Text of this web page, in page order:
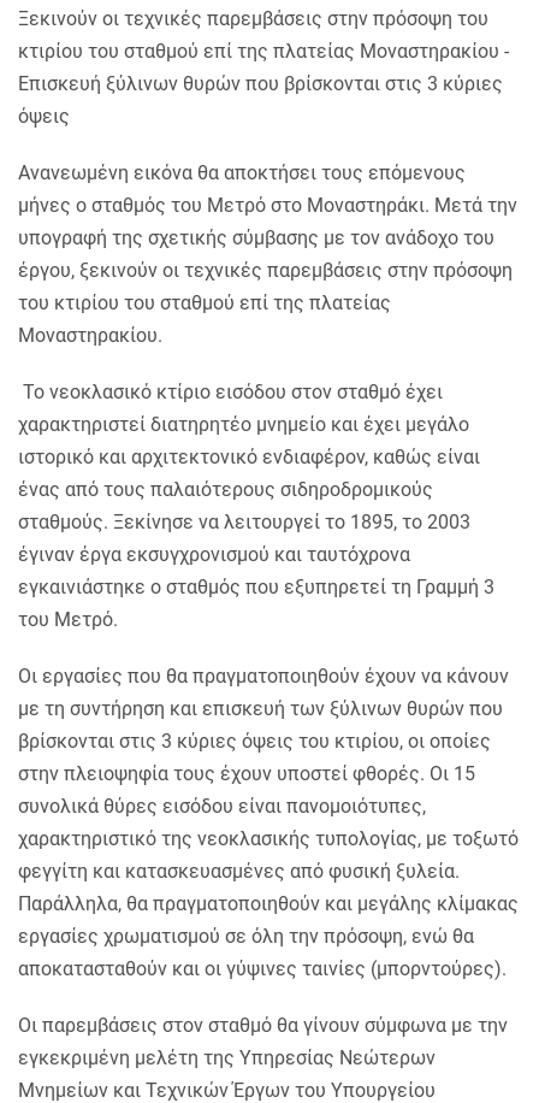
Ξεκινούν οι τεχνικές παρεμβάσεις στην πρόσοψη του
κτιρίου του σταθμού επί της πλατείας Μοναστηρακίου -
Επισκευή ξύλινων θυρών που βρίσκονται στις 3 κύριες
όψεις
Ανανεωμένη εικόνα θα αποκτήσει τους επόμενους
μήνες ο σταθμός του Μετρό στο Μοναστηράκι. Μετά την
υπογραφή της σχετικής σύμβασης με τον ανάδοχο του
έργου, ξεκινούν οι τεχνικές παρεμβάσεις στην πρόσοψη
του κτιρίου του σταθμού επί της πλατείας
Μοναστηρακίου.
Το νεοκλασικό κτίριο εισόδου στον σταθμό έχει
χαρακτηριστεί διατηρητέο μνημείο και έχει μεγάλο
ιστορικό και αρχιτεκτονικό ενδιαφέρον, καθώς είναι
ένας από τους παλαιότερους σιδηροδρομικούς
σταθμούς. Ξεκίνησε να λειτουργεί το 1895, το 2003
έγιναν έργα εκσυγχρονισμού και ταυτόχρονα
εγκαινιάστηκε ο σταθμός που εξυπηρετεί τη Γραμμή 3
του Μετρό.
Οι εργασίες που θα πραγματοποιηθούν έχουν να κάνουν
με τη συντήρηση και επισκευή των ξύλινων θυρών που
βρίσκονται στις 3 κύριες όψεις του κτιρίου, οι οποίες
στην πλειοψηφία τους έχουν υποστεί φθορές. Οι 15
συνολικά θύρες εισόδου είναι πανομοιότυπες,
χαρακτηριστικό της νεοκλασικής τυπολογίας, με τοξωτό
φεγγίτη και κατασκευασμένες από φυσική ξυλεία.
Παράλληλα, θα πραγματοποιηθούν και μεγάλης κλίμακας
εργασίες χρωματισμού σε όλη την πρόσοψη, ενώ θα
αποκατασταθούν και οι γύψινες ταινίες (μπορντούρες).
Οι παρεμβάσεις στον σταθμό θα γίνουν σύμφωνα με την
εγκεκριμένη μελέτη της Υπηρεσίας Νεώτερων
Μνημείων και Τεχνικών Έργων του Υπουργείου